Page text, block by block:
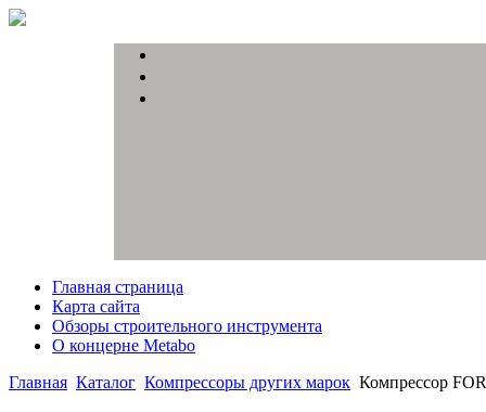
Главная страница
Карта сайта
Обзоры строительного инструмента
О концерне Metabo
Главная Каталог Компрессоры других марок Компрессор